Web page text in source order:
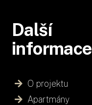
Další
informace
O projektu
Apartmány